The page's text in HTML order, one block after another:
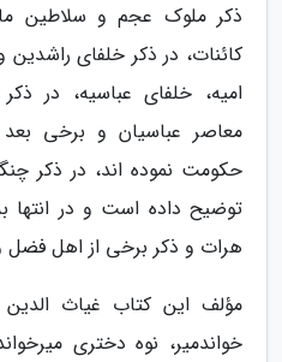
ذکر ملوک عجم و سلاطین
کائنات، در ذکر خلفای
امیه، خلفای عباسیه، در
معاصر عباسیان و برخی
حکومت نموده اند، در ذکر
توضیح داده است و در انتها
هرات و ذکر برخی از اهل فضل
مؤلف این کتاب غیاث
خواندمیر، نوه دختری